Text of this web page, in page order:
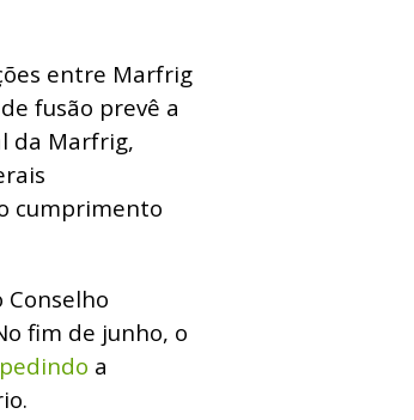
entre Marfrig
fusão prevê a
da Marfrig,
cumprimento
fim de junho, o
a